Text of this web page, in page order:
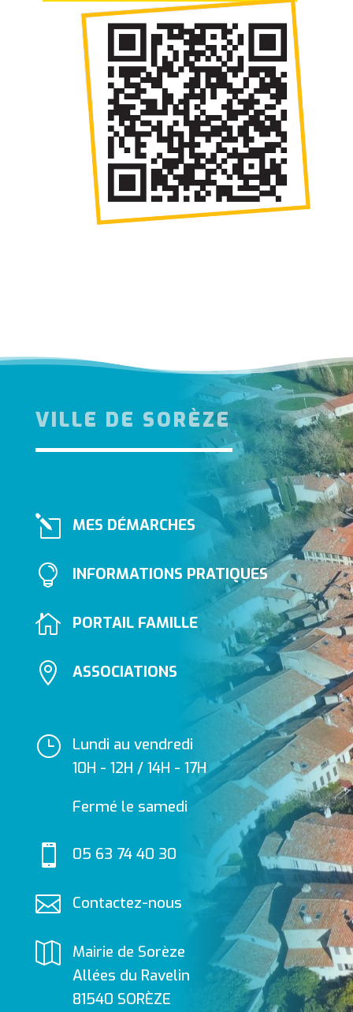
VILLE DE SORÈZE
l MES DÉMARCHES
 INFORMATIONS PRATIQUES
 PORTAIL FAMILLE
 ASSOCIATIONS
}
Lundi au vendredi
10H - 12H / 14H - 17H
Fermé le samedi
 05 63 74 40 30
 Contactez-nous

Mairie de Sorèze
Allées du Ravelin
81540 SORÈZE